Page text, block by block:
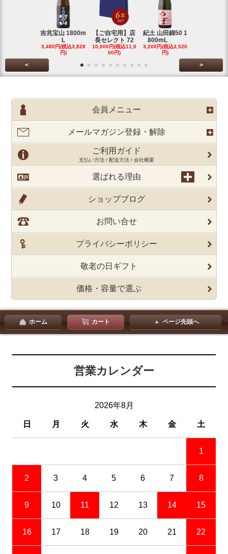
吉兆宝山 1800m
L
3,480円(税込3,828
円)
【ご自宅用】店
長セレクト 72
10,000円(税込11,0
00円)
紀土 山田錦50 1
800mL
3,200円(税込3,520
円)
< >
会員メニュー
メールマガジン登録・解除
ご利用ガイド
支払い方法 / 配送方法 / 会社概要
選ばれる理由
ショップブログ
お問い合せ
プライバシーポリシー
敬老の日ギフト
価格・容量で選ぶ
ホーム カート ページ先頭へ
営業カレンダー
2026年8月
日 月 火 水 木 金 土
1
2 3 4 5 6 7 8
9 10 11 12 13 14 15
16 17 18 19 20 21 22